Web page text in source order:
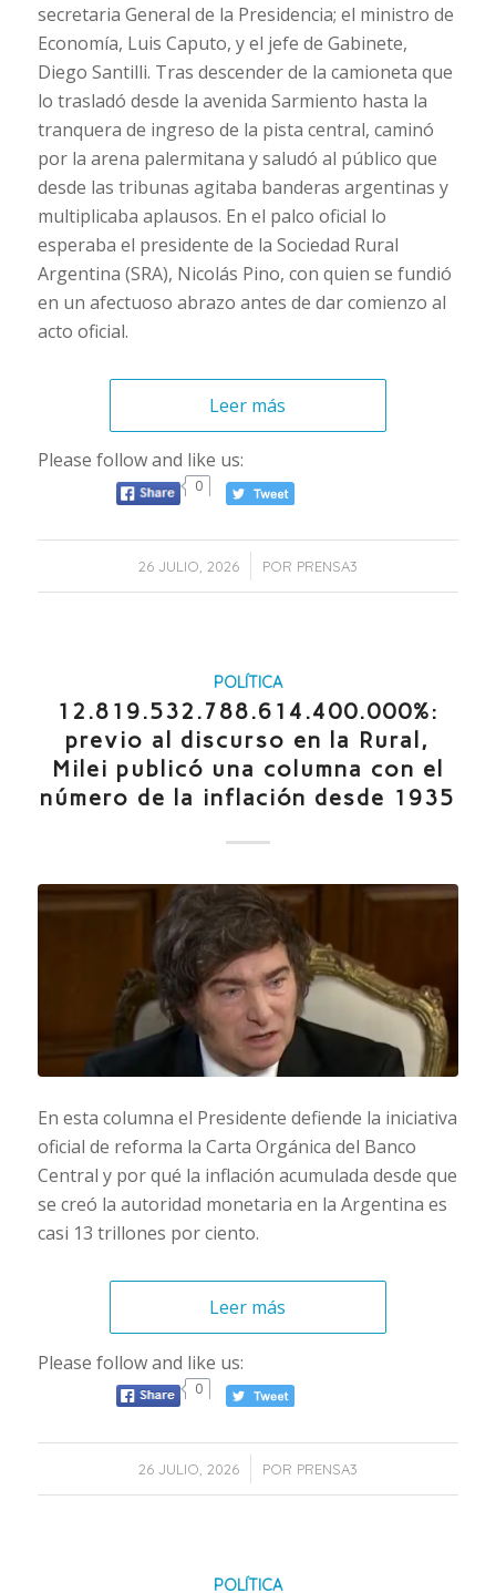
secretaria General de la Presidencia; el ministro de
Economía, Luis Caputo, y el jefe de Gabinete,
Diego Santilli. Tras descender de la camioneta que
lo trasladó desde la avenida Sarmiento hasta la
tranquera de ingreso de la pista central, caminó
por la arena palermitana y saludó al público que
desde las tribunas agitaba banderas argentinas y
multiplicaba aplausos. En el palco oficial lo
esperaba el presidente de la Sociedad Rural
Argentina (SRA), Nicolás Pino, con quien se fundió
en un afectuoso abrazo antes de dar comienzo al
acto oficial.
Leer más
Please follow and like us:
0
26 JULIO, 2026
/ POR PRENSA3
POLÍTICA
12.819.532.788.614.400.000%:
previo al discurso en la Rural,
Milei publicó una columna con el
número de la inflación desde 1935
En esta columna el Presidente defiende la iniciativa
oficial de reforma la Carta Orgánica del Banco
Central y por qué la inflación acumulada desde que
se creó la autoridad monetaria en la Argentina es
casi 13 trillones por ciento.
Leer más
Please follow and like us:
0
26 JULIO, 2026
/ POR PRENSA3
POLÍTICA